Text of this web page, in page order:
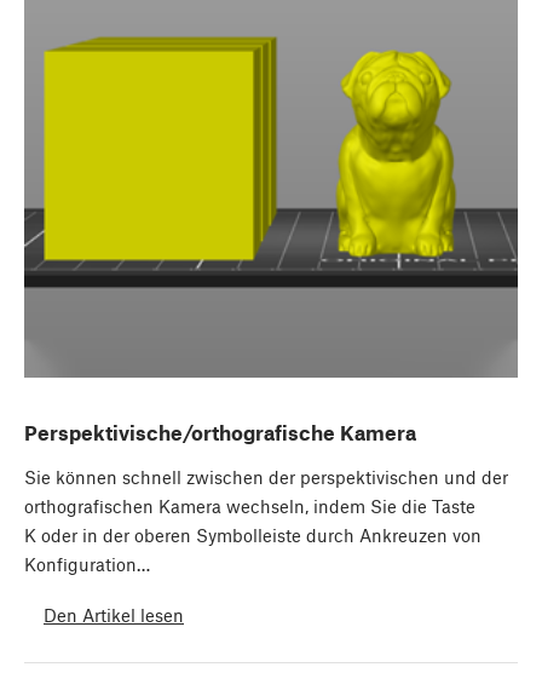
Perspektivische/orthografische Kamera
Sie können schnell zwischen der perspektivischen und der
orthografischen Kamera wechseln, indem Sie die Taste
K oder in der oberen Symbolleiste durch Ankreuzen von
Konfiguration…
Den Artikel lesen